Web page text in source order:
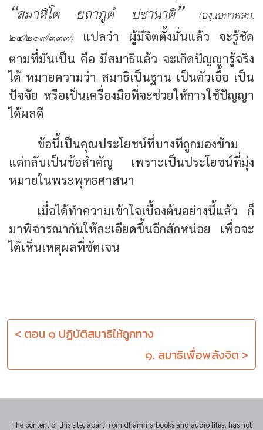
“สมาหิโต ยถาภูตํ ปชานาติ”
(องฺ.เอกาทสก.
๒๔/๒๐๙/๓๓๗)แปลว่า ผู้มีจิตตั้งมั่นแล้ว จะรู้ชัด
ตามที่มันเป็น คือ มีสมาธิแล้ว จะเกิดปัญญารู้จริง
ได้ หมายความว่า สมาธิเป็นฐาน เป็นตัวเอื้อ เป็น
ปัจจัย หรือเป็นเครื่องมือที่จะช่วยให้การใช้ปัญญา
ได้ผลดี
ข้อนี้เป็นคุณประโยชน์ที่บางทีถูกมองข้าม
แต่กลับเป็นข้อสำคัญ เพราะเป็นประโยชน์ที่มุ่ง
หมายในพระพุทธศาสนา
เมื่อได้ทำความเข้าใจเบื้องต้นอย่างนี้แล้ว ก็
มาพิจารณากันให้ละเอียดขึ้นอีกสักหน่อย เพื่อจะ
ได้เห็นเหตุผลที่ชัดเจน
< ตอน ๑ ปฏิบัติสมาธิให้ถูกทาง
๑. สมาธิเพื่อพลังจิต >
The content of this site, apart from dhamma books and audio files, has not